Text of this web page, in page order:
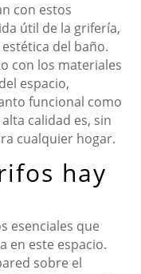
con estos
útil de la grifería,
del baño.
con los materiales
espacio,
funcional como
calidad es, sin
cualquier hogar.
hay
esenciales que
en este espacio.
sobre el